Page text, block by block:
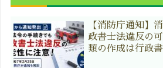
【消防庁通知】
政書士法違反の
類の作成は行政